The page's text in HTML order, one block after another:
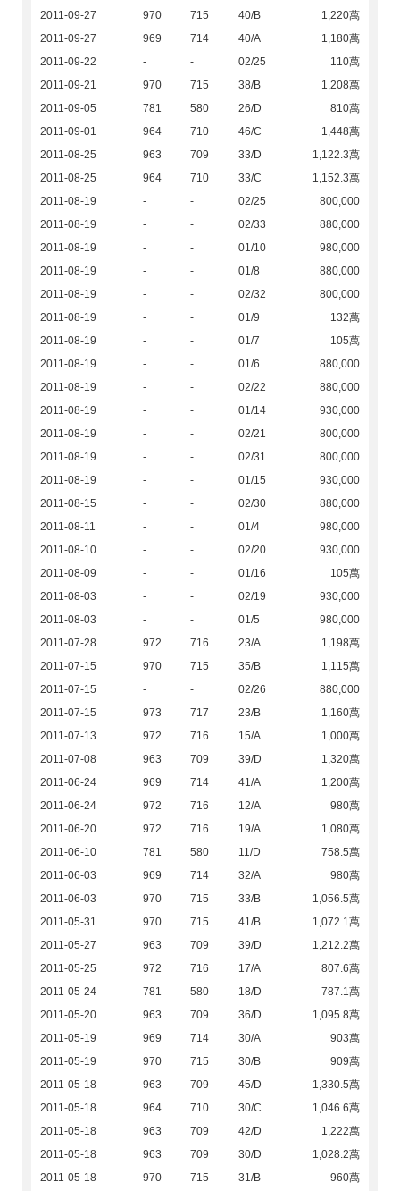
2011-09-27
970 715 40/B
1,220萬
2011-09-27
969 714 40/A
1,180萬
2011-09-22
- - 02/25
110萬
2011-09-21
970 715 38/B
1,208萬
2011-09-05
781 580 26/D
810萬
2011-09-01
964 710 46/C
1,448萬
2011-08-25
963 709 33/D
1,122.3萬
2011-08-25
964 710 33/C
1,152.3萬
2011-08-19
- - 02/25
800,000
2011-08-19
- - 02/33
880,000
2011-08-19
- - 01/10
980,000
2011-08-19
- - 01/8
880,000
2011-08-19
- - 02/32
800,000
2011-08-19
- - 01/9
132萬
2011-08-19
- - 01/7
105萬
2011-08-19
- - 01/6
880,000
2011-08-19
- - 02/22
880,000
2011-08-19
- - 01/14
930,000
2011-08-19
- - 02/21
800,000
2011-08-19
- - 02/31
800,000
2011-08-19
- - 01/15
930,000
2011-08-15
- - 02/30
880,000
2011-08-11
- - 01/4
980,000
2011-08-10
- - 02/20
930,000
2011-08-09
- - 01/16
105萬
2011-08-03
- - 02/19
930,000
2011-08-03
- - 01/5
980,000
2011-07-28
972 716 23/A
1,198萬
2011-07-15
970 715 35/B
1,115萬
2011-07-15
- - 02/26
880,000
2011-07-15
973 717 23/B
1,160萬
2011-07-13
972 716 15/A
1,000萬
2011-07-08
963 709 39/D
1,320萬
2011-06-24
969 714 41/A
1,200萬
2011-06-24
972 716 12/A
980萬
2011-06-20
972 716 19/A
1,080萬
2011-06-10
781 580 11/D
758.5萬
2011-06-03
969 714 32/A
980萬
2011-06-03
970 715 33/B
1,056.5萬
2011-05-31
970 715 41/B
1,072.1萬
2011-05-27
963 709 39/D
1,212.2萬
2011-05-25
972 716 17/A
807.6萬
2011-05-24
781 580 18/D
787.1萬
2011-05-20
963 709 36/D
1,095.8萬
2011-05-19
969 714 30/A
903萬
2011-05-19
970 715 30/B
909萬
2011-05-18
963 709 45/D
1,330.5萬
2011-05-18
964 710 30/C
1,046.6萬
2011-05-18
963 709 42/D
1,222萬
2011-05-18
963 709 30/D
1,028.2萬
2011-05-18
970 715 31/B 960萬